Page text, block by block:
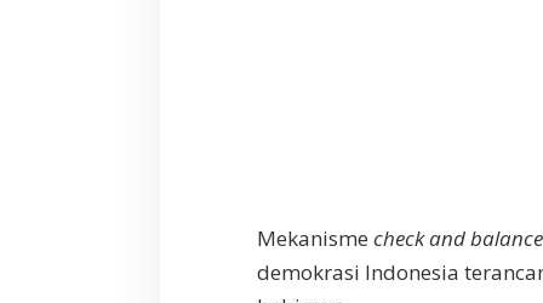
Mekanisme check and balance
demokrasi Indonesia